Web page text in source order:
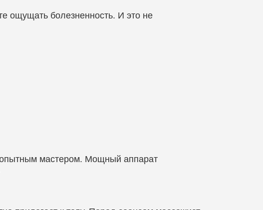
ощущать болезненность. И это не
опытным мастером. Мощный аппарат